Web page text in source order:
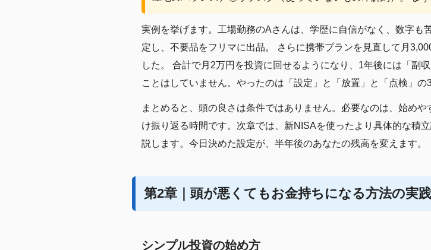
実例を挙げます。工場勤務のAさんは、学歴に自信がなく、数字も
定し、不要品をフリマに出品。 さらに携帯プランを見直して月
した。 合計で月2万円を投資に回せるようになり、1年後には「副
ことはしていません。やったのは「設定」と「放置」と「点検」の3
まとめると、頭の良さは条件ではありません。必要なのは、始め
け振り返る時間です。次章では、新NISAを使ったより具体的な積
説します。今日決めた設定が、半年後のあなたの残高を変えます。
第2章｜頭が悪くてもお金持ちになる方法の実
シンプル投資の始め方